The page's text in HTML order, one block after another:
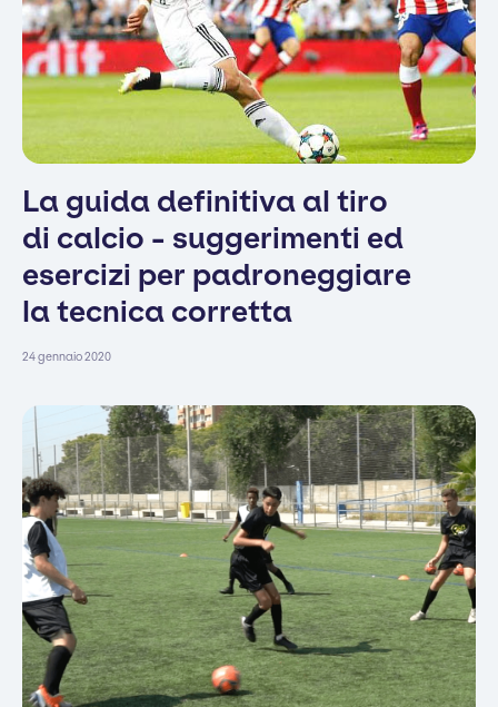
La guida definitiva al tiro
di calcio - suggerimenti ed
esercizi per padroneggiare
la tecnica corretta
24 gennaio 2020